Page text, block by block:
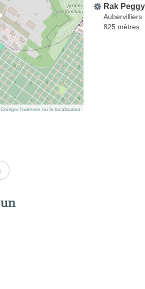
Corriger l’adresse ou la localisation
Rak Peggy
Aubervilliers
825 mètres